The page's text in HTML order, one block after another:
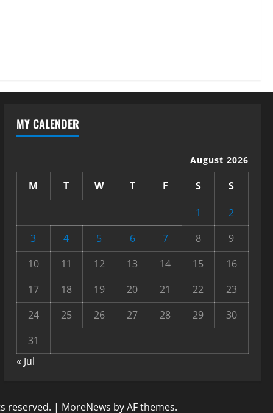
MY CALENDER
August 2026
M T W T F S
S
1
2
3
4 5 6 7 8
9
10
11 12 13 14 15
16
17
18 19 20 21 22
23
24
25 26 27 28 29
30
31
« Jul
reserved. | MoreNews by AF themes.